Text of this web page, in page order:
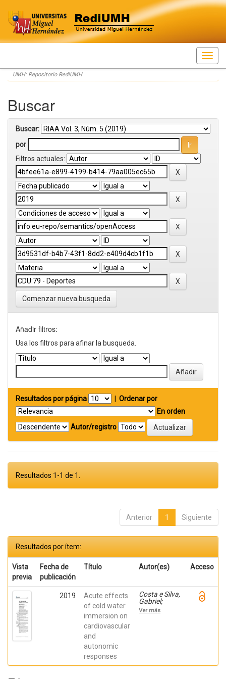
Skip
navigation
UMH: Repositorio RediUMH
Buscar
Buscar:
por
Filtros actuales:
Comenzar nueva busqueda
Añadir filtros:
Usa los filtros para afinar la busqueda.
Resultados por página
Ordenar por
En orden
Autor/registro
Resultados 1-1 de 1.
Anterior 1 Siguiente
Resultados por ítem:
Vista
previa
Fecha de
publicación
Título Autor(es) Acceso
2019
Acute effects
of cold water
immersion on
cardiovascular
and
autonomic
responses
Costa e Silva,
Gabriel;
Rodrigues da
Conceição,
Ver más